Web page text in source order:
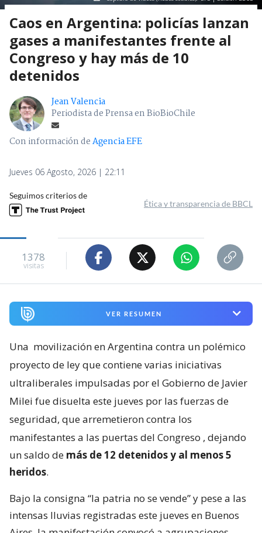
Caos en Argentina: policías lanzan
gases a manifestantes frente al
Congreso y hay más de 10
detenidos
Jean Valencia
Periodista de Prensa en BioBioChile
Con información deAgencia EFE
Jueves 06 Agosto, 2026 | 22:11
Seguimos criterios de
Ética y transparencia de BBCL
1378
visitas
VER RESUMEN
Una movilización en Argentina contra un polémico
proyecto de ley que contiene varias iniciativas
ultraliberales impulsadas por el Gobierno de Javier
Milei fue disuelta este jueves por las fuerzas de
seguridad, que arremetieron contra los
manifestantes a las puertas del Congreso , dejando
un saldo de más de 12 detenidos y al menos 5
heridos.
Bajo la consigna “la patria no se vende” y pese a las
intensas lluvias registradas este jueves en Buenos